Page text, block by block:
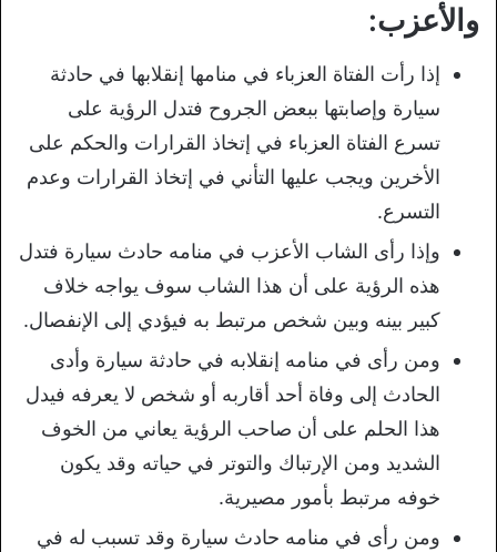
والأعزب:
إذا رأت الفتاة العزباء في منامها إنقلابها في حادثة
سيارة وإصابتها ببعض الجروح فتدل الرؤية على
تسرع الفتاة العزباء في إتخاذ القرارات والحكم على
الأخرين ويجب عليها التأني في إتخاذ القرارات وعدم
التسرع.
وإذا رأى الشاب الأعزب في منامه حادث سيارة فتدل
هذه الرؤية على أن هذا الشاب سوف يواجه خلاف
كبير بينه وبين شخص مرتبط به فيؤدي إلى الإنفصال.
ومن رأى في منامه إنقلابه في حادثة سيارة وأدى
الحادث إلى وفاة أحد أقاربه أو شخص لا يعرفه فيدل
هذا الحلم على أن صاحب الرؤية يعاني من الخوف
الشديد ومن الإرتباك والتوتر في حياته وقد يكون
خوفه مرتبط بأمور مصيرية.
ومن رأى في منامه حادث سيارة وقد تسبب له في